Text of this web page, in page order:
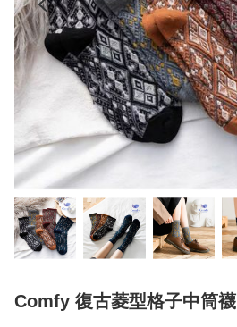
Comfy 復古菱型格子中筒襪